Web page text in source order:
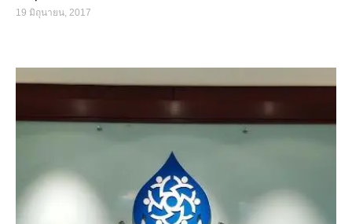
19 มิถุนายน, 2017